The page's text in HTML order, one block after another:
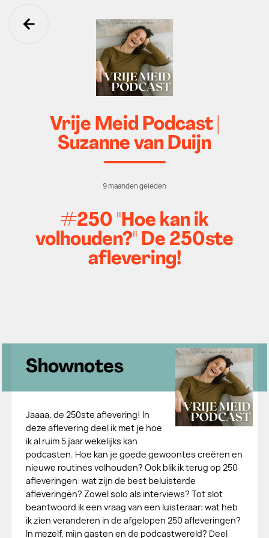
Ga terug
Vrije Meid Podcast |
Suzanne van Duijn
9 maanden geleden
#250 "Hoe kan ik
volhouden?" De 250ste
aflevering!
Shownotes
Jaaaa, de 250ste aflevering! In
deze aflevering deel ik met je hoe
ik al ruim 5 jaar wekelijks kan
podcasten. Hoe kan je goede gewoontes creëren en
nieuwe routines volhouden? Ook blik ik terug op 250
afleveringen: wat zijn de best beluisterde
afleveringen? Zowel solo als interviews? Tot slot
beantwoord ik een vraag van een luisteraar: wat heb
ik zien veranderen in de afgelopen 250 afleveringen?
In mezelf, mijn gasten en de podcastwereld? Deel